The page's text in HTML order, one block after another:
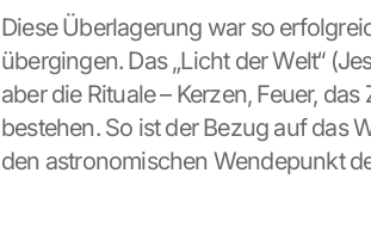
Diese Überlagerung war so
übergingen. Das „Licht der Welt“
aber die Rituale – Kerzen, Feuer,
bestehen. So ist der Bezug auf das
den astronomischen Wendepunkt